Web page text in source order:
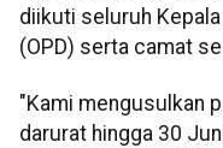
diikuti seluruh
(OPD) serta camat
"Kami mengusulkan
darurat hingga 30